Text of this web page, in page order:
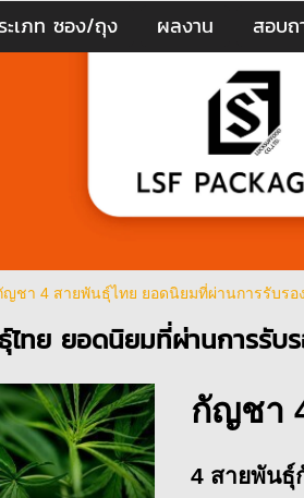
ะเภท ซอง/ถุง ผลงาน สอบถ
ญชา 4 สายพันธุ์ไทย ยอดนิยมที่ผ่านการรับรอง
ทย ยอดนิยมที่ผ่านการรับ
กัญชา
4 สายพันธุ์